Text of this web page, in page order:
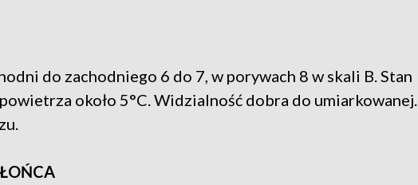
do zachodniego 6 do 7, w porywach 8 w skali B. Stan
około 5°C. Widzialność dobra do umiarkowanej.